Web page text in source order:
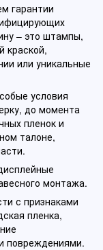
гарантии
– это штампы,
краской,
или уникальные
условия
до момента
пленок и
талоне,
монтажа.
с признаками
пленка,
повреждениями.